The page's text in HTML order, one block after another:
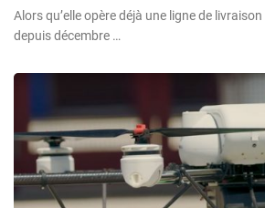
Alors qu’elle opère déjà une ligne de
depuis décembre …